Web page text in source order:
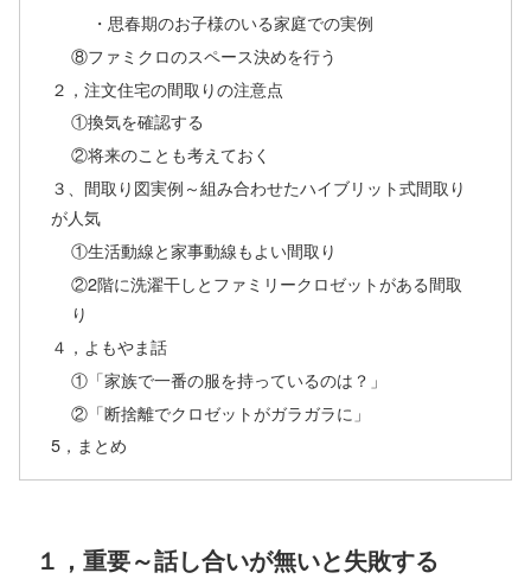
・思春期のお子様のいる家庭での実例
⑧ファミクロのスペース決めを行う
２，注文住宅の間取りの注意点
①換気を確認する
②将来のことも考えておく
３、間取り図実例～組み合わせたハイブリット式間取り
が人気
①生活動線と家事動線もよい間取り
②2階に洗濯干しとファミリークロゼットがある間取
り
４，よもやま話
①「家族で一番の服を持っているのは？」
②「断捨離でクロゼットがガラガラに」
5，まとめ
１，重要～話し合いが無いと失敗する